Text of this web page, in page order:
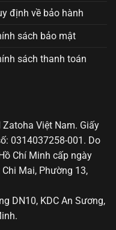
định về bảo hành
sách bảo mật
sách thanh toán
Việt Nam. Giấy
0314037258-001. Do
Chí Minh cấp ngày
Mai, Phường 13,
DN10, KDC An Sương,